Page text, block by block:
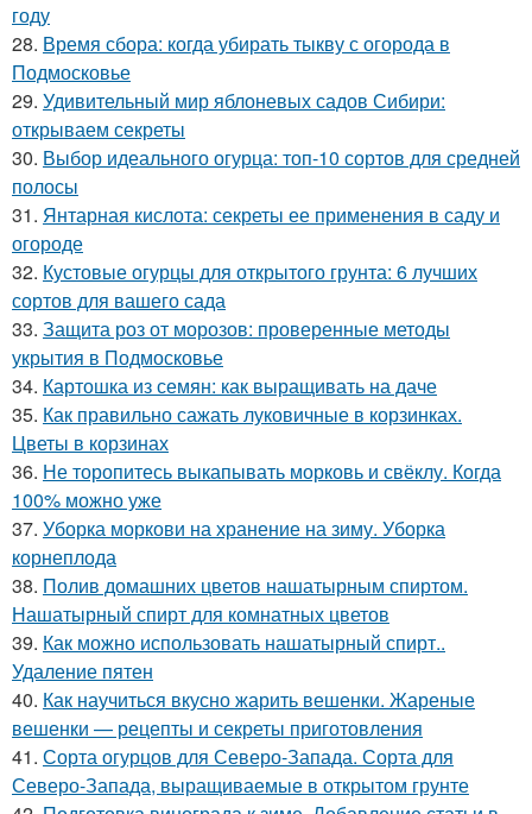
году
28. Время сбора: когда убирать тыкву с огорода в
Подмосковье
29. Удивительный мир яблоневых садов Сибири:
открываем секреты
30. Выбор идеального огурца: топ-10 сортов для средней
полосы
31. Янтарная кислота: секреты ее применения в саду и
огороде
32. Кустовые огурцы для открытого грунта: 6 лучших
сортов для вашего сада
33. Защита роз от морозов: проверенные методы
укрытия в Подмосковье
34. Картошка из семян: как выращивать на даче
35. Как правильно сажать луковичные в корзинках.
Цветы в корзинах
36. Не торопитесь выкапывать морковь и свёклу. Когда
100% можно уже
37. Уборка моркови на хранение на зиму. Уборка
корнеплода
38. Полив домашних цветов нашатырным спиртом.
Нашатырный спирт для комнатных цветов
39. Как можно использовать нашатырный спирт..
Удаление пятен
40. Как научиться вкусно жарить вешенки. Жареные
вешенки — рецепты и секреты приготовления
41. Сорта огурцов для Северо-Запада. Сорта для
Северо-Запада, выращиваемые в открытом грунте